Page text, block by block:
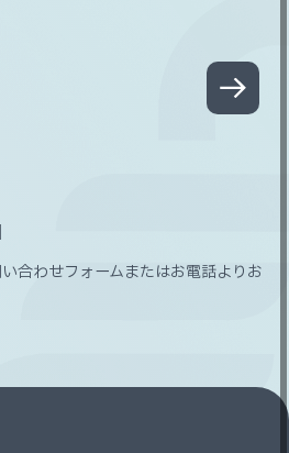
合わせフォームまたはお電話よりお